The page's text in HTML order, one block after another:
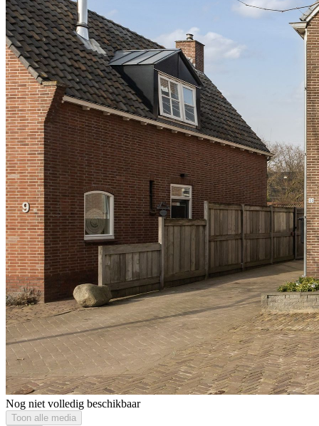
Nog niet volledig beschikbaar
Toon alle media